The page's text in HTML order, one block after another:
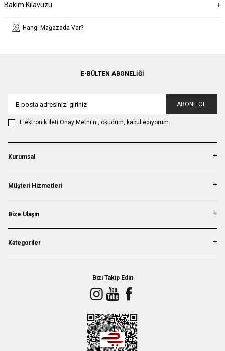
Bakım Kılavuzu
Hangi Mağazada Var?
E-BÜLTEN ABONELIĞI
ABONE OL
Elektronik İleti Onay Metni'ni, okudum, kabul ediyorum.
Kurumsal
Müşteri Hizmetleri
Bize Ulaşın
Kategoriler
Bizi Takip Edin